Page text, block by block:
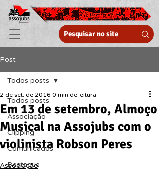
Post
Todos posts
Associação
Clipping
Comunicados
Destaque
Todos posts
Em 13 de setembro, Almoço
Musical na Assojubs com o
violinista Robson Peres
2 de set. de 2016 0 min de leitura
Associação